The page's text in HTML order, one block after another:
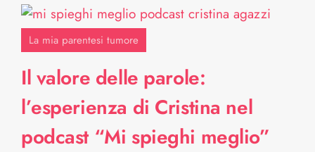
La mia parentesi tumore
Il valore delle parole:
l’esperienza di Cristina nel
podcast “Mi spieghi meglio”